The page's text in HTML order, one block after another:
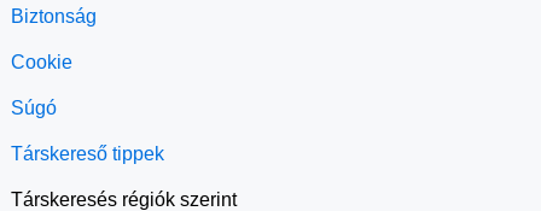
Biztonság
Cookie
Súgó
Társkereső tippek
Társkeresés régiók szerint